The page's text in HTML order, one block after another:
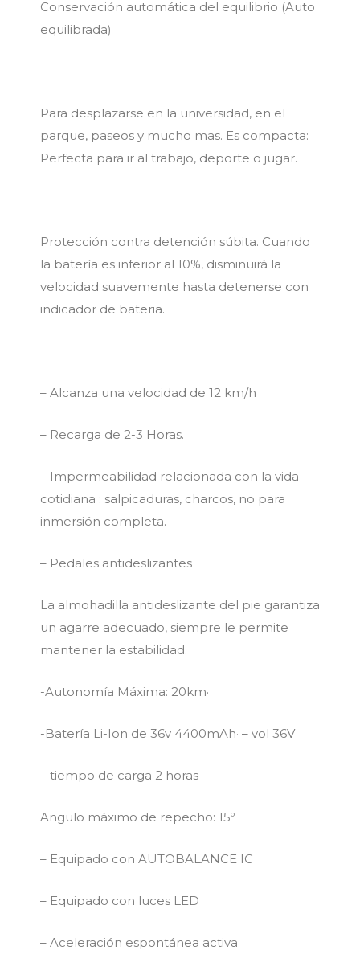
Conservación automática del equilibrio (Auto
equilibrada)
Para desplazarse en la universidad, en el
parque, paseos y mucho mas. Es compacta:
Perfecta para ir al trabajo, deporte o jugar.
Protección contra detención súbita. Cuando
la batería es inferior al 10%, disminuirá la
velocidad suavemente hasta detenerse con
indicador de bateria.
– Alcanza una velocidad de 12 km/h
– Recarga de 2-3 Horas.
– Impermeabilidad relacionada con la vida
cotidiana : salpicaduras, charcos, no para
inmersión completa.
– Pedales antideslizantes
La almohadilla antideslizante del pie garantiza
un agarre adecuado, siempre le permite
mantener la estabilidad.
-Autonomía Máxima: 20km·
-Batería Li-Ion de 36v 4400mAh· – vol 36V
– tiempo de carga 2 horas
Angulo máximo de repecho: 15º
– Equipado con AUTOBALANCE IC
– Equipado con luces LED
– Aceleración espontánea activa